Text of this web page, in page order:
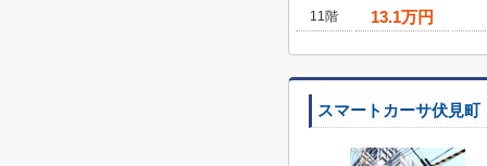
11階
13.1万円
スマートカーサ伏見町